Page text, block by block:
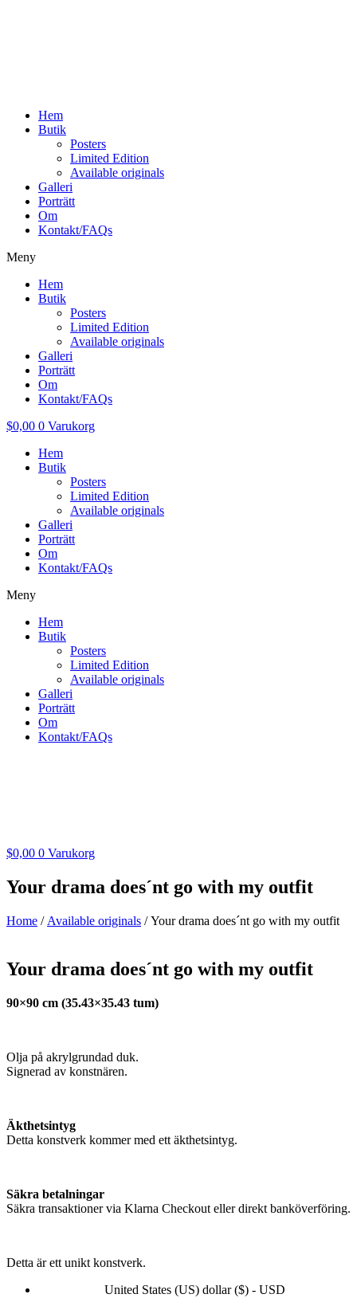
Hem
Butik
Posters
Limited Edition
Available originals
Galleri
Porträtt
Om
Kontakt/FAQs
Meny
Hem
Butik
Posters
Limited Edition
Available originals
Galleri
Porträtt
Om
Kontakt/FAQs
$0,00 0 Varukorg
Hem
Butik
Posters
Limited Edition
Available originals
Galleri
Porträtt
Om
Kontakt/FAQs
Meny
Hem
Butik
Posters
Limited Edition
Available originals
Galleri
Porträtt
Om
Kontakt/FAQs
$0,00 0 Varukorg
Your drama does´nt go with my outfit
Home / Available originals / Your drama does´nt go with my outfit
Your drama does´nt go with my outfit
90×90 cm (35.43×35.43 tum)
Olja på akrylgrundad duk.
Signerad av konstnären.
Äkthetsintyg
Detta konstverk kommer med ett äkthetsintyg.
Säkra betalningar
Säkra transaktioner via Klarna Checkout eller direkt banköverföring.
Detta är ett unikt konstverk.
United States (US) dollar ($) - USD